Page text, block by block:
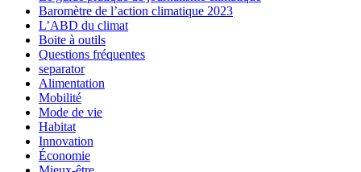
Baromètre de l’action climatique 2023
L’ABD du climat
Boite à outils
Questions fréquentes
separator
Alimentation
Mobilité
Mode de vie
Habitat
Innovation
Économie